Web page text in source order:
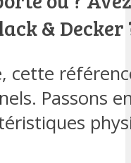
& Decker
cette
Passons